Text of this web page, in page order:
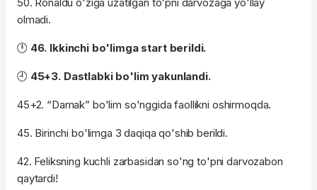
olmadi.
🕛 46. Ikkinchi bo'limga start berildi.
🕘 45+3. Dastlabki bo'lim yakunlandi.
45+2. “Damak” bo'lim so'nggida faollikni oshirmoqda.
45. Birinchi bo'limga 3 daqiqa qo'shib berildi.
42. Feliksning kuchli zarbasidan so'ng to'pni darvozabon
qaytardi!